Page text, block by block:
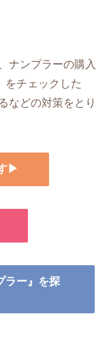
ナンプラーの購入
をチェックした
などの対策をとり
▶
ラー』を探